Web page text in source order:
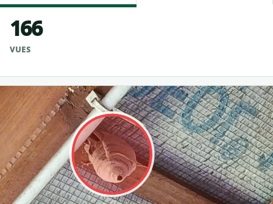
166
VUES